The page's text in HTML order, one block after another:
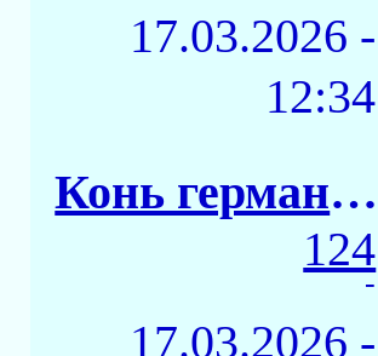
17.03.2026 -
12:34
Конь германский
124
-
17.03.2026 -